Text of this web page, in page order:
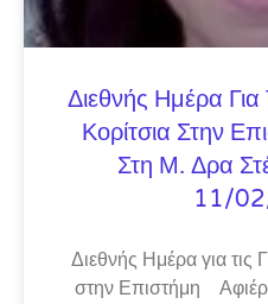
Διεθνής Ημέρα Για
Κορίτσια Στην
Στη Μ. Δρα
11/
Διεθνής Ημέρα για τις
στην Επιστήμη